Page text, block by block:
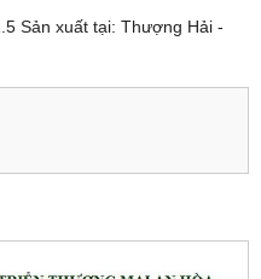
Sản xuất tại: Thượng Hải -